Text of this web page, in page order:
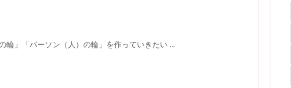
輪」「パーソン（人）の輪」を作っていきたい ...